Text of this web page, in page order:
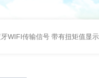
WIFI传输信号 带有扭矩值显